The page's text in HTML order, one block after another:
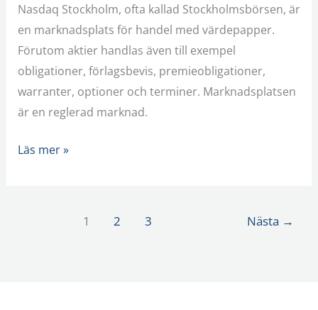
Nasdaq Stockholm, ofta kallad Stockholmsbörsen, är
en marknadsplats för handel med värdepapper.
Förutom aktier handlas även till exempel
obligationer, förlagsbevis, premieobligationer,
warranter, optioner och terminer. Marknadsplatsen
är en reglerad marknad.
kan
jobba
för
dig
Läs mer »
1 2 3 Nästa →